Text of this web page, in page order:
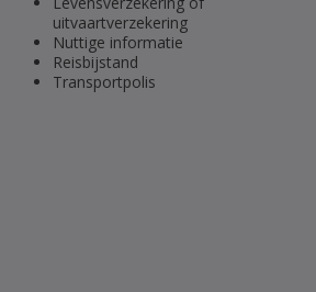
uitvaartverzekering
Nuttige informatie
Reisbijstand
Transportpolis